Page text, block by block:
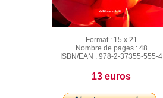
Format : 15 x 21
Nombre de pages : 48
ISBN/EAN : 978-2-37355-555-4
13 euros